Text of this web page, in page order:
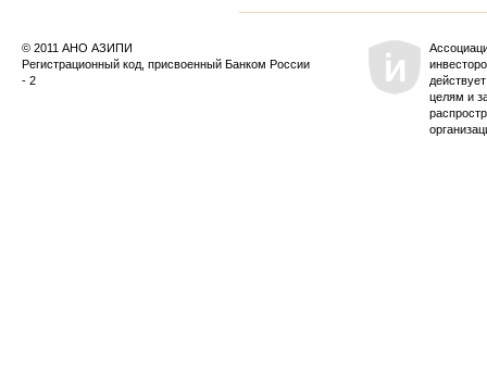
© 2011 АНО АЗИПИ
Регистрационный код, присвоенный Банком России
- 2
целям и